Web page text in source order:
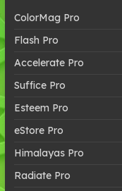
ColorMag Pro
Flash Pro
Accelerate Pro
Suffice Pro
Esteem Pro
eStore Pro
Himalayas Pro
Radiate Pro